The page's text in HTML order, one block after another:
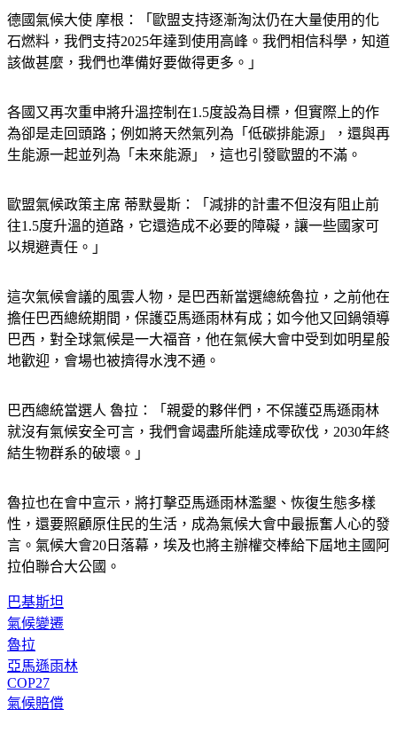
德國氣候大使 摩根：「歐盟支持逐漸淘汰仍在大量使用的化
石燃料，我們支持2025年達到使用高峰。我們相信科學，知道
該做甚麼，我們也準備好要做得更多。」
各國又再次重申將升溫控制在1.5度設為目標，但實際上的作
為卻是走回頭路；例如將天然氣列為「低碳排能源」，還與再
生能源一起並列為「未來能源」，這也引發歐盟的不滿。
歐盟氣候政策主席 蒂默曼斯：「減排的計畫不但沒有阻止前
往1.5度升溫的道路，它還造成不必要的障礙，讓一些國家可
以規避責任。」
這次氣候會議的風雲人物，是巴西新當選總統魯拉，之前他在
擔任巴西總統期間，保護亞馬遜雨林有成；如今他又回鍋領導
巴西，對全球氣候是一大福音，他在氣候大會中受到如明星般
地歡迎，會場也被擠得水洩不通。
巴西總統當選人 魯拉：「親愛的夥伴們，不保護亞馬遜雨林
就沒有氣候安全可言，我們會竭盡所能達成零砍伐，2030年終
結生物群系的破壞。」
魯拉也在會中宣示，將打擊亞馬遜雨林濫墾、恢復生態多樣
性，還要照顧原住民的生活，成為氣候大會中最振奮人心的發
言。氣候大會20日落幕，埃及也將主辦權交棒給下屆地主國阿
拉伯聯合大公國。
巴基斯坦
氣候變遷
魯拉
亞馬遜雨林
COP27
氣候賠償